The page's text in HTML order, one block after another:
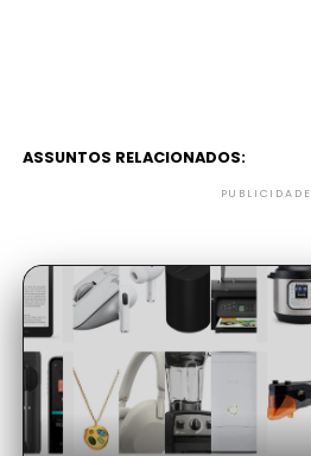
ASSUNTOS RELACIONADOS:
PUBLICIDADE